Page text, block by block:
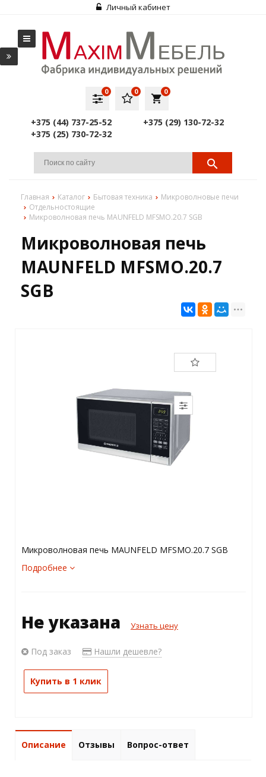
Личный кабинет
local_grocery_store
0
0
0
+375 (44) 737-25-52
+375 (29) 130-72-32
+375 (25) 730-72-32
Главная Каталог Бытовая техника
Микроволновые печи
Отдельностоящие
Микроволновая печь MAUNFELD MFSMO.20.7 SGB
Микроволновая печь
MAUNFELD MFSMO.20.7
SGB
Микроволновая печь MAUNFELD MFSMO.20.7 SGB
Подробнее
Не указана Узнать цену
Под заказ Нашли дешевле?
Купить в 1 клик
Описание Отзывы Вопрос-ответ